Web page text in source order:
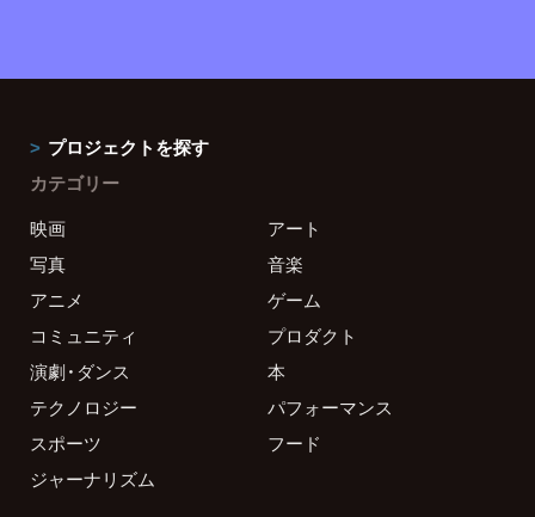
プロジェクトを探す
カテゴリー
映画
アート
写真
音楽
アニメ
ゲーム
コミュニティ
プロダクト
演劇・ダンス
本
テクノロジー
パフォーマンス
スポーツ
フード
ジャーナリズム